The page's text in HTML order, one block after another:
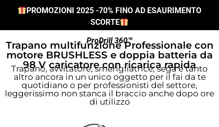
PROMOZIONI 2025 -70% FINO AD ESAURIMENTO
SCORTE
ProDrill 360™
Trapano multifunzione Professionale con
motore BRUSHLESS e doppia batteria da
98 V caricatore con ricarica rapida
Trapano, avvitatore, smerigliatrice, sega e tanto
altro ancora in un unico oggetto per il fai da te
quotidiano o per professionisti del settore,
leggerissimo non stanca il braccio anche dopo ore
di utilizzo